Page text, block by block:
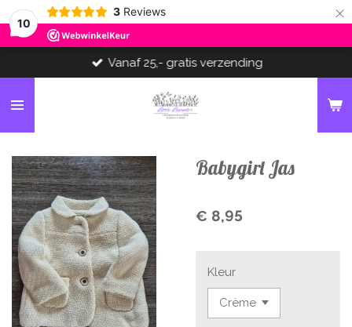
10
3 Reviews ×
Vanaf 25,- gratis verzending
Babygirl Jas
€ 8,95
Kleur